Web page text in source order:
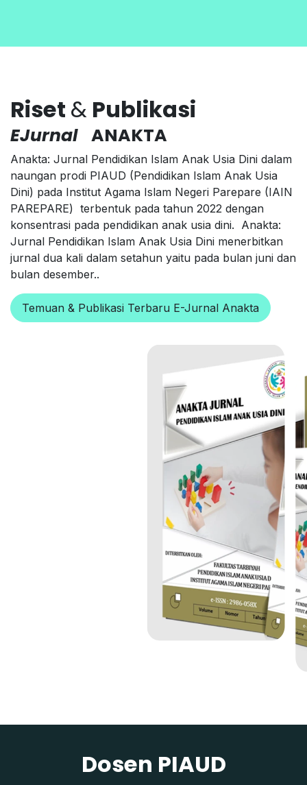
Riset & Publikasi
EJurnal ANAKTA
Anakta: Jurnal Pendidikan Islam Anak Usia Dini dalam
naungan prodi PIAUD (Pendidikan Islam Anak Usia
Dini) pada Institut Agama Islam Negeri Parepare (IAIN
PAREPARE) terbentuk pada tahun 2022 dengan
konsentrasi pada pendidikan anak usia dini. Anakta:
Jurnal Pendidikan Islam Anak Usia Dini menerbitkan
jurnal dua kali dalam setahun yaitu pada bulan juni dan
bulan desember..
Temuan & Publikasi Terbaru E-Jurnal Anakta
Dosen PIAUD